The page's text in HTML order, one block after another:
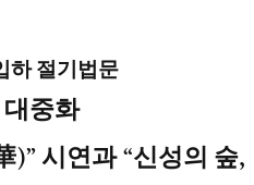
하 절기법문
중화
)” 시연과 “신성의 숲,